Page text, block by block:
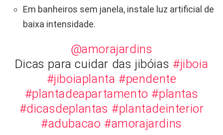
Em banheiros sem janela, instale luz artificial de
baixa intensidade.
@amorajardins
Dicas para cuidar das jibóias #jiboia
#jiboiaplanta #pendente
#plantadeapartamento #plantas
#dicasdeplantas #plantadeinterior
#adubacao #amorajardins